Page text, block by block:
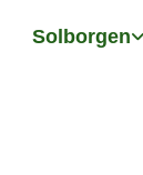
Solborgen